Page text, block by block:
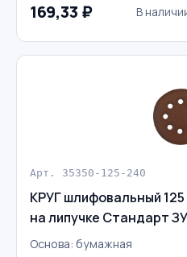
169,33 ₽ В
Арт. 35350-125-240
КРУГ шлифовальный
на липучке Стандарт
Основа: бумажная